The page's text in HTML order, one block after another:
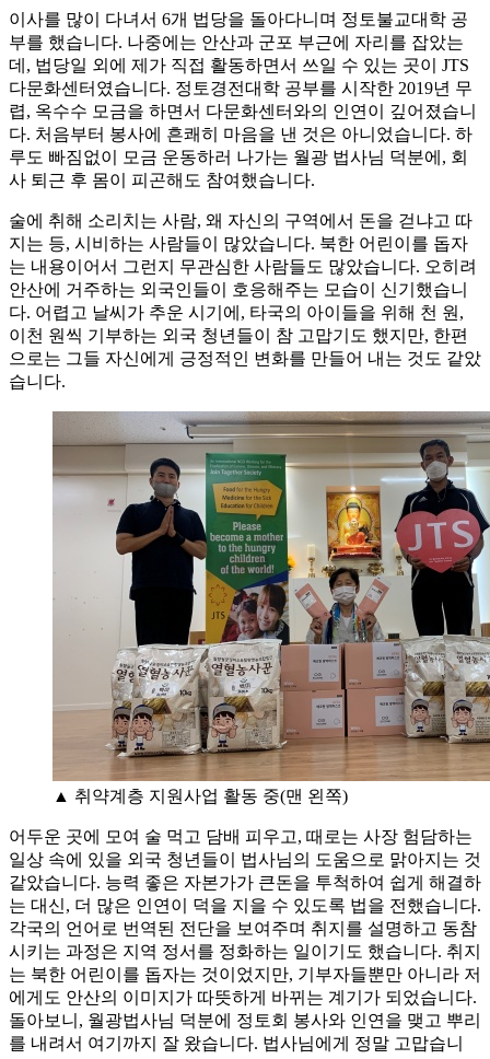
이사를 많이 다녀서 6개 법당을 돌아다니며 정토불교대학 공
부를 했습니다. 나중에는 안산과 군포 부근에 자리를 잡았는
데, 법당일 외에 제가 직접 활동하면서 쓰일 수 있는 곳이 JTS
다문화센터였습니다. 정토경전대학 공부를 시작한 2019년 무
렵, 옥수수 모금을 하면서 다문화센터와의 인연이 깊어졌습니
다. 처음부터 봉사에 흔쾌히 마음을 낸 것은 아니었습니다. 하
루도 빠짐없이 모금 운동하러 나가는 월광 법사님 덕분에, 회
사 퇴근 후 몸이 피곤해도 참여했습니다.
술에 취해 소리치는 사람, 왜 자신의 구역에서 돈을 걷냐고 따
지는 등, 시비하는 사람들이 많았습니다. 북한 어린이를 돕자
는 내용이어서 그런지 무관심한 사람들도 많았습니다. 오히려
안산에 거주하는 외국인들이 호응해주는 모습이 신기했습니
다. 어렵고 날씨가 추운 시기에, 타국의 아이들을 위해 천 원,
이천 원씩 기부하는 외국 청년들이 참 고맙기도 했지만, 한편
으로는 그들 자신에게 긍정적인 변화를 만들어 내는 것도 같았
습니다.
▲ 취약계층 지원사업 활동 중(맨 왼쪽)
어두운 곳에 모여 술 먹고 담배 피우고, 때로는 사장 험담하는
일상 속에 있을 외국 청년들이 법사님의 도움으로 맑아지는 것
같았습니다. 능력 좋은 자본가가 큰돈을 투척하여 쉽게 해결하
는 대신, 더 많은 인연이 덕을 지을 수 있도록 법을 전했습니다.
각국의 언어로 번역된 전단을 보여주며 취지를 설명하고 동참
시키는 과정은 지역 정서를 정화하는 일이기도 했습니다. 취지
는 북한 어린이를 돕자는 것이었지만, 기부자들뿐만 아니라 저
에게도 안산의 이미지가 따뜻하게 바뀌는 계기가 되었습니다.
돌아보니, 월광법사님 덕분에 정토회 봉사와 인연을 맺고 뿌리
를 내려서 여기까지 잘 왔습니다. 법사님에게 정말 고맙습니